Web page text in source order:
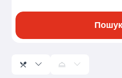
Пошук